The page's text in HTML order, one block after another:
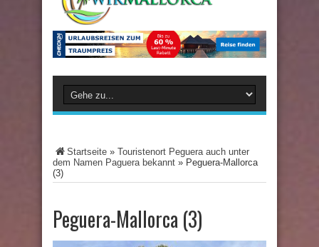
Startseite » Touristenort Peguera auch unter
dem Namen Paguera bekannt » Peguera-Mallorca
(3)
Peguera-Mallorca (3)